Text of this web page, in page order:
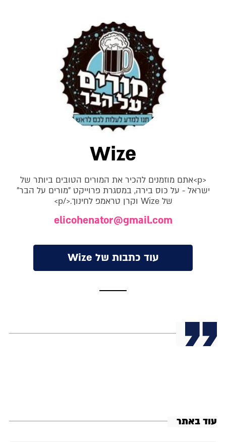
Wize
<p>אתם מוזמנים להכיר את המורים הטובים ביותר של
ישראל - על כוס בירה, במסגרת פרוייקט "מורים על הבר"
של Wize וקרן טראמפ לחינוך.</p>
elicohenator@gmail.com
עוד כתבות של Wize
עוד באתר